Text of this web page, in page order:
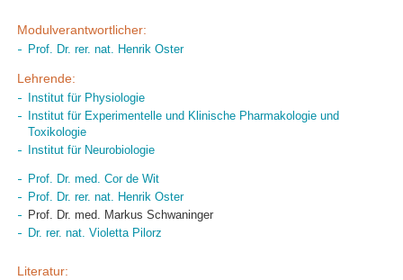
Modulverantwortlicher:
Prof. Dr. rer. nat. Henrik Oster
Lehrende:
Institut für Physiologie
Institut für Experimentelle und Klinische Pharmakologie und
Toxikologie
Institut für Neurobiologie
Prof. Dr. med. Cor de Wit
Prof. Dr. rer. nat. Henrik Oster
Prof. Dr. med. Markus Schwaninger
Dr. rer. nat. Violetta Pilorz
Literatur: